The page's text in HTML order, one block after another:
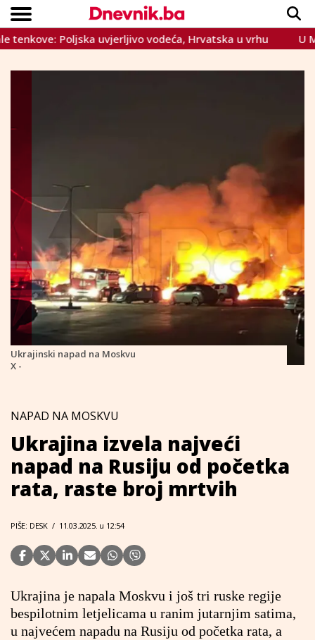
VIJESTI
SPORT
INTERVIEW
TEME
CRNA KRONIKA
LIFESTYLE
Copyright © Dnevnik.ba 2023.
Poljska uvjerljivo vodeća, Hrvatska u vrhu U
Ukrajinski napad na Moskvu
X -
NAPAD NA MOSKVU
Ukrajina izvela najveći
napad na Rusiju od početka
rata, raste broj mrtvih
PIŠE: DESK / 11.03.2025. u 12:54
Ukrajina je napala Moskvu i još tri ruske regije
bespilotnim letjelicama u ranim jutarnjim satima,
u najvećem napadu na Rusiju od početka rata, a